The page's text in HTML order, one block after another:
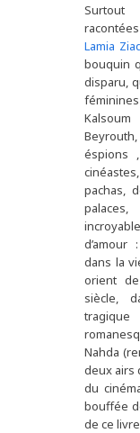
Surtout
Lamia
bouquin
disparu,
éspions
pachas,
dans la
orient
siècle,
Nahda
deux airs
du
bouffée
de ce